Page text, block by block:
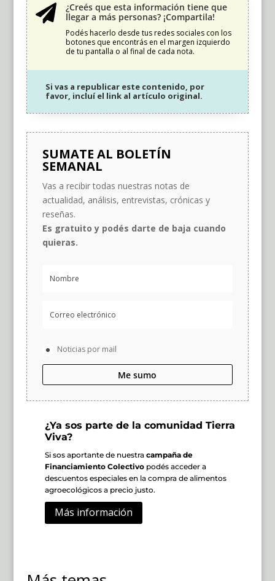

¿Creés que esta información tiene que
llegar a más personas? ¡Compartila!
Podés hacerlo desde tus redes sociales con los
botones que encontrás en el margen izquierdo
de tu pantalla o al final de cada nota.
Si vas a republicar este contenido, por
favor, incluí el link al artículo original.
SUMATE AL BOLETÍN
SEMANAL
Vas a recibir todas nuestras notas de
actualidad, análisis, entrevistas, crónicas y
reseñas.
Es gratuito y podés darte de baja cuando
quieras.
Noticias por mail
Me sumo
¿Ya sos parte de la comunidad Tierra
Viva?
Si sos aportante de nuestra campaña de
Financiamiento Colectivopodés acceder a
descuentos especiales en la compra de alimentos
agroecológicos a precio justo.
Más información